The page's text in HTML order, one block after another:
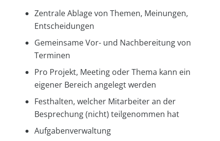
Zentrale Ablage von Themen, Meinungen,
Entscheidungen
Gemeinsame Vor- und Nachbereitung von
Terminen
Pro Projekt, Meeting oder Thema kann ein
eigener Bereich angelegt werden
Festhalten, welcher Mitarbeiter an der
Besprechung (nicht) teilgenommen hat
Aufgabenverwaltung